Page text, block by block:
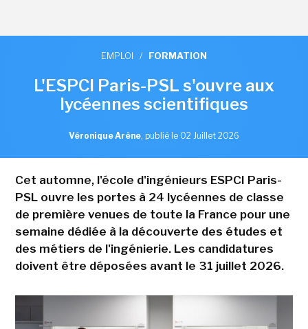
EMPLOI / FORMATION
L'ESPCI Paris-PSL s'ouvre aux
lycéennes scientifiques
Véronique Arène, publié le 02 Juillet 2026
Cet automne, l'école d'ingénieurs ESPCI Paris-
PSL ouvre les portes à 24 lycéennes de classe
de première venues de toute la France pour une
semaine dédiée à la découverte des études et
des métiers de l'ingénierie. Les candidatures
doivent être déposées avant le 31 juillet 2026.